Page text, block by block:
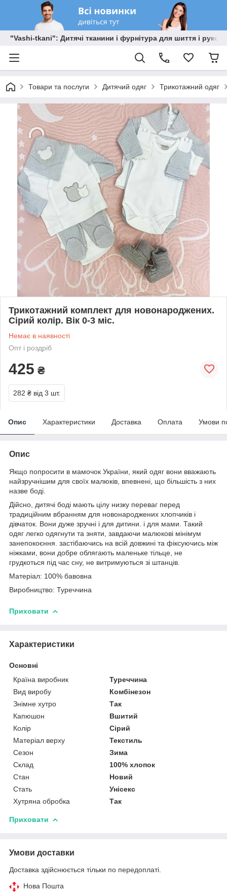
"Vashi-tkani": Дитячі тканини і фурнітура для шиття і
Товари та послуги Дитячий одяг Трикотажний одяг
Трикотажний комплект для новонароджених.
Сірий колір. Вік 0-3 міс.
Немає в наявності
Опт і роздріб
425 ₴
282 ₴ від 3 шт.
Опис Характеристики Доставка Оплата Умови
Опис
Якщо попросити в мамочок України, який одяг вони вважають
найзручнішим для своїх малюків, впевнені, що більшість з них
назве боді.
Дійсно, дитячі боді мають цілу низку переваг перед
традиційним вбранням для новонароджених хлопчиків і
дівчаток. Вони дуже зручні і для дитини. і для мами. Такий
одяг легко одягнути та зняти, завдаючи малюкові мінімум
занепокоєння. застібаючись на всій довжині та фіксуючись між
ніжками, вони добре облягають маленьке тільце, не
грудкоться під час сну, не витримуються зі штанців.
Матеріал: 100% бавовна
Виробництво: Туреччина
Приховати
Характеристики
Основні
Країна виробник
Туреччина
Вид виробу
Комбінезон
Знімне хутро
Так
Капюшон
Вшитий
Колір
Сірий
Матеріал верху
Текстиль
Сезон
Зима
Склад
100% хлопок
Стан
Новий
Стать
Унісекс
Хутряна обробка
Так
Приховати
Умови доставки
Доставка здійснюється тільки по передоплаті.
Нова Пошта